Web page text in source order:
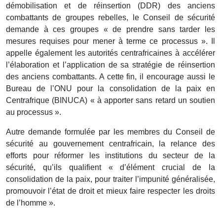
démobilisation et de réinsertion (DDR) des anciens
combattants de groupes rebelles, le Conseil de sécurité
demande à ces groupes « de prendre sans tarder les
mesures requises pour mener à terme ce processus ». Il
appelle également les autorités centrafricaines à accélérer
l’élaboration et l’application de sa stratégie de réinsertion
des anciens combattants. A cette fin, il encourage aussi le
Bureau de l’ONU pour la consolidation de la paix en
Centrafrique (BINUCA) « à apporter sans retard un soutien
au processus ».
Autre demande formulée par les membres du Conseil de
sécurité au gouvernement centrafricain, la relance des
efforts pour réformer les institutions du secteur de la
sécurité, qu’ils qualifient « d’élément crucial de la
consolidation de la paix, pour traiter l’impunité généralisée,
promouvoir l’état de droit et mieux faire respecter les droits
de l’homme ».